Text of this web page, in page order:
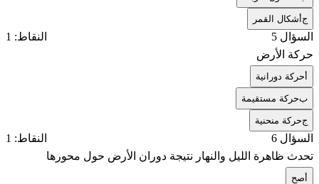
جأشكال القمر
السؤال 5
النقاط: 1
حركة الأرض
حركة دورانية
بحركة مستقيمة
جحركة منحنية
السؤال 6
النقاط: 1
تحدث ظاهرة الليل والنهار نتيجة دوران الأرض حول محورها
صح